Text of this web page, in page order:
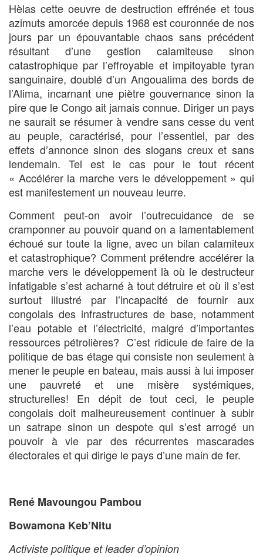
Hèlas cette oeuvre de destruction effrénée et tous
azimuts amorcée depuis 1968 est couronnée de nos
jours par un épouvantable chaos sans précédent
résultant d’une gestion calamiteuse sinon
catastrophique par l’effroyable et impitoyable tyran
sanguinaire, doublé d’un Angoualima des bords de
l’Alima, incarnant une piètre gouvernance sinon la
pire que le Congo ait jamais connue. Diriger un pays
ne saurait se résumer à vendre sans cesse du vent
au peuple, caractérisé, pour l’essentiel, par des
effets d’annonce sinon des slogans creux et sans
lendemain. Tel est le cas pour le tout récent
« Accélérer la marche vers le développement » qui
est manifestement un nouveau leurre.
Comment peut-on avoir l’outrecuidance de se
cramponner au pouvoir quand on a lamentablement
échoué sur toute la ligne, avec un bilan calamiteux
et catastrophique? Comment prétendre accélérer la
marche vers le développement là où le destructeur
infatigable s’est acharné à tout détruire et où il s’est
surtout illustré par l’incapacité de fournir aux
congolais des infrastructures de base, notamment
l’eau potable et l’électricité, malgré d’importantes
ressources pétrolières? C’est ridicule de faire de la
politique de bas étage qui consiste non seulement à
mener le peuple en bateau, mais aussi à lui imposer
une pauvreté et une misère systémiques,
structurelles! En dépit de tout ceci, le peuple
congolais doit malheureusement continuer à subir
un satrape sinon un despote qui s’est arrogé un
pouvoir à vie par des récurrentes mascarades
électorales et qui dirige le pays d’une main de fer.
René Mavoungou Pambou
Bowamona Keb’Nitu
Activiste politique et leader d’opinion